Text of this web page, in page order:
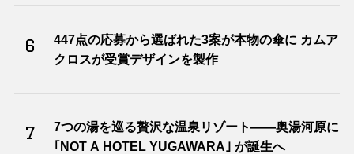
6
447点の応募から選ばれた3案が本物の傘に カムア
クロスが受賞デザインを製作
7
7つの湯を巡る贅沢な温泉リゾート――奥湯河原に
｢NOT A HOTEL YUGAWARA｣ が誕生へ